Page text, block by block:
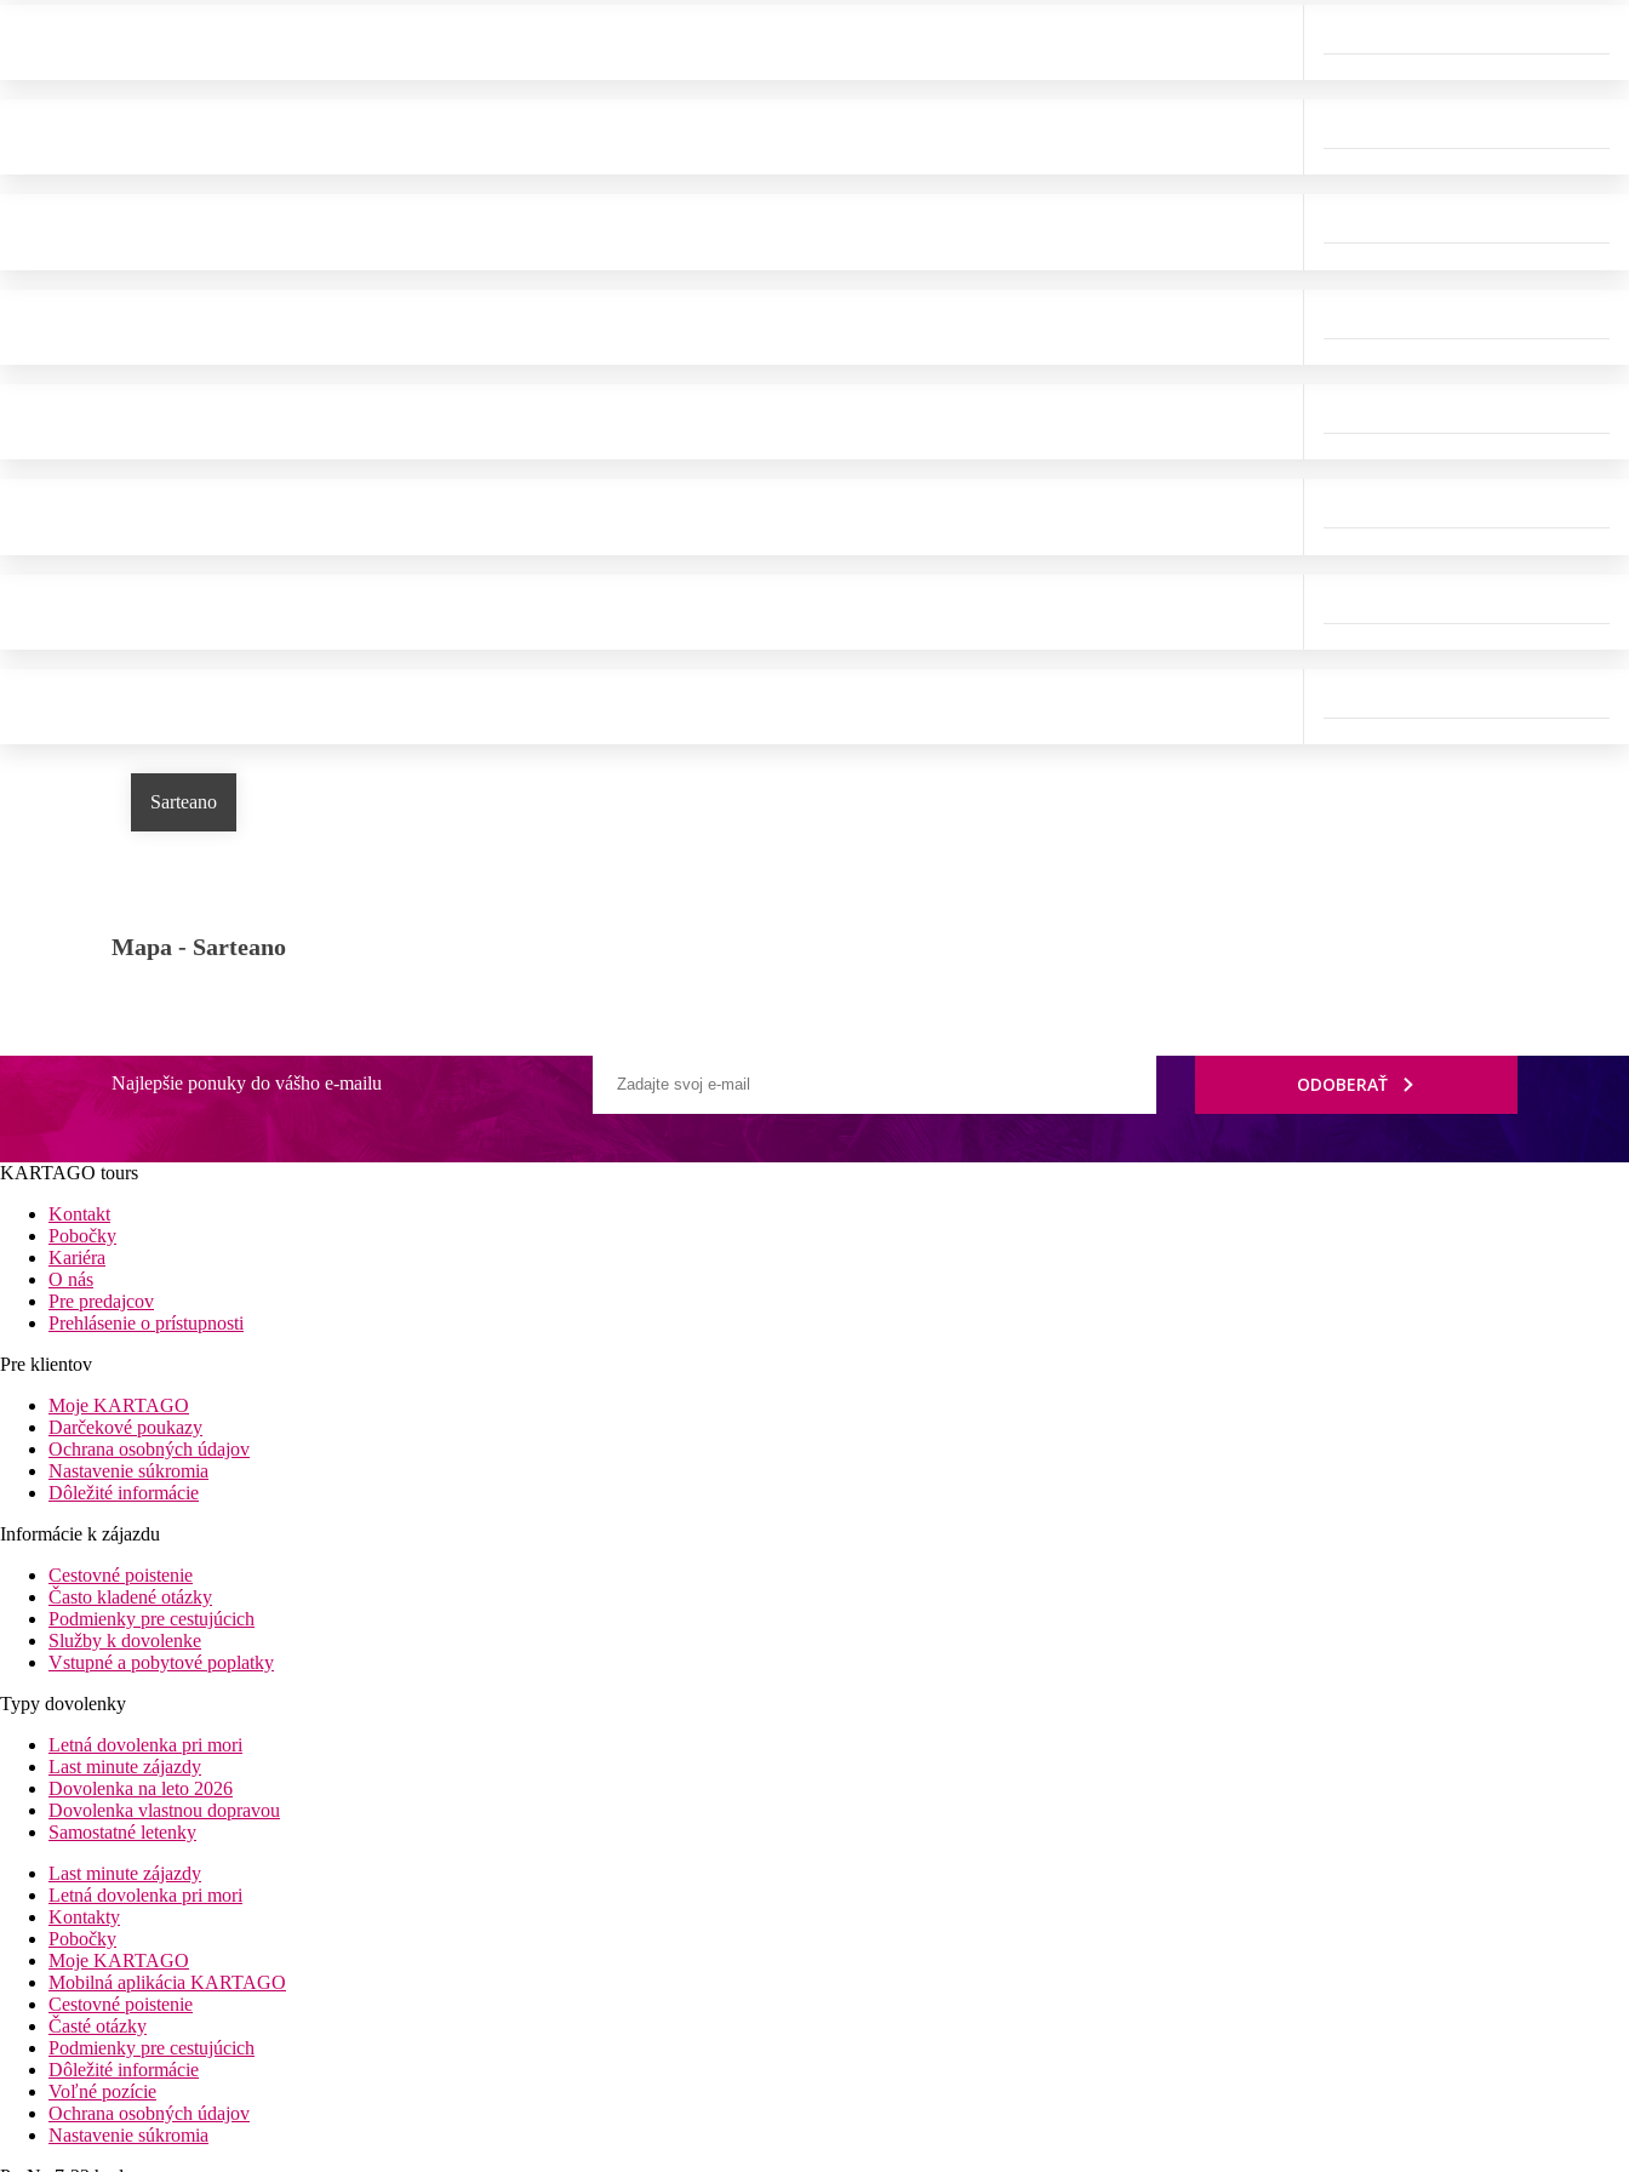
Sarteano
Mapa - Sarteano
Najlepšie ponuky do vášho e-mailu ODOBERAŤ
KARTAGO tours
Kontakt
Pobočky
Kariéra
O nás
Pre predajcov
Prehlásenie o prístupnosti
Pre klientov
Moje KARTAGO
Darčekové poukazy
Ochrana osobných údajov
Nastavenie súkromia
Dôležité informácie
Informácie k zájazdu
Cestovné poistenie
Často kladené otázky
Podmienky pre cestujúcich
Služby k dovolenke
Vstupné a pobytové poplatky
Typy dovolenky
Letná dovolenka pri mori
Last minute zájazdy
Dovolenka na leto 2026
Dovolenka vlastnou dopravou
Samostatné letenky
Last minute zájazdy
Letná dovolenka pri mori
Kontakty
Pobočky
Moje KARTAGO
Mobilná aplikácia KARTAGO
Cestovné poistenie
Časté otázky
Podmienky pre cestujúcich
Dôležité informácie
Voľné pozície
Ochrana osobných údajov
Nastavenie súkromia